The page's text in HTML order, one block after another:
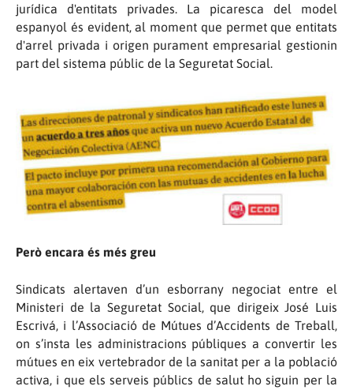
jurídica d'entitats privades. La picaresca del model
espanyol és evident, al moment que permet que entitats
d'arrel privada i origen purament empresarial gestionin
part del sistema públic de la Seguretat Social.
Però encara és més greu
Sindicats alertaven d’un esborrany negociat entre el
Ministeri de la Seguretat Social, que dirigeix José Luis
Escrivá, i l’Associació de Mútues d’Accidents de Treball,
on s’insta les administracions públiques a convertir les
mútues en eix vertebrador de la sanitat per a la població
activa, i que els serveis públics de salut ho siguin per la